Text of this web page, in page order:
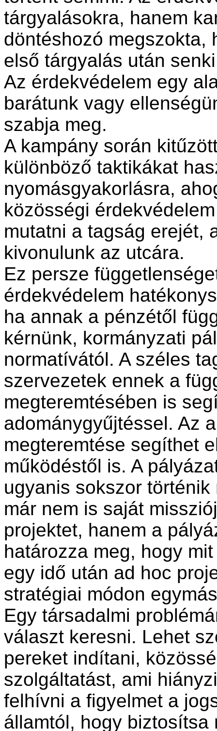
tárgyalásokra, hanem
döntéshozó megszokta,
első tárgyalás után
Az érdekvédelem egy
barátunk vagy
szabja meg.
A kampány során
különböző taktikákat
nyomásgyakorlásra,
közösségi
mutatni a tagság erejét,
kivonulunk az utcára.
Ez persze
érdekvédelem
ha annak a pénzétől
kérnünk, kormányzati
normatívától. A széles
szervezetek ennek a
megteremtésében is
adománygyűjtéssel. Az
megteremtése segíthet
működéstől is. A
ugyanis sokszor
már nem is saját
projektet, hanem a
határozza meg, hogy
egy idő után ad hoc
stratégiai módon
Egy társadalmi
választ keresni. Lehet
pereket indítani,
szolgáltatást, ami
felhívni a figyelmet a
államtól, hogy